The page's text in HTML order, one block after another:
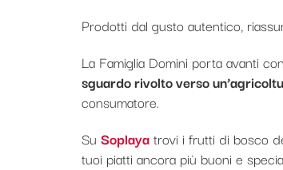
Prodotti dal gusto autentico,
La Famiglia Domini porta avanti
sguardo rivolto verso
consumatore.
Su Soplayatrovi i frutti di bosco
tuoi piatti ancora più buoni e